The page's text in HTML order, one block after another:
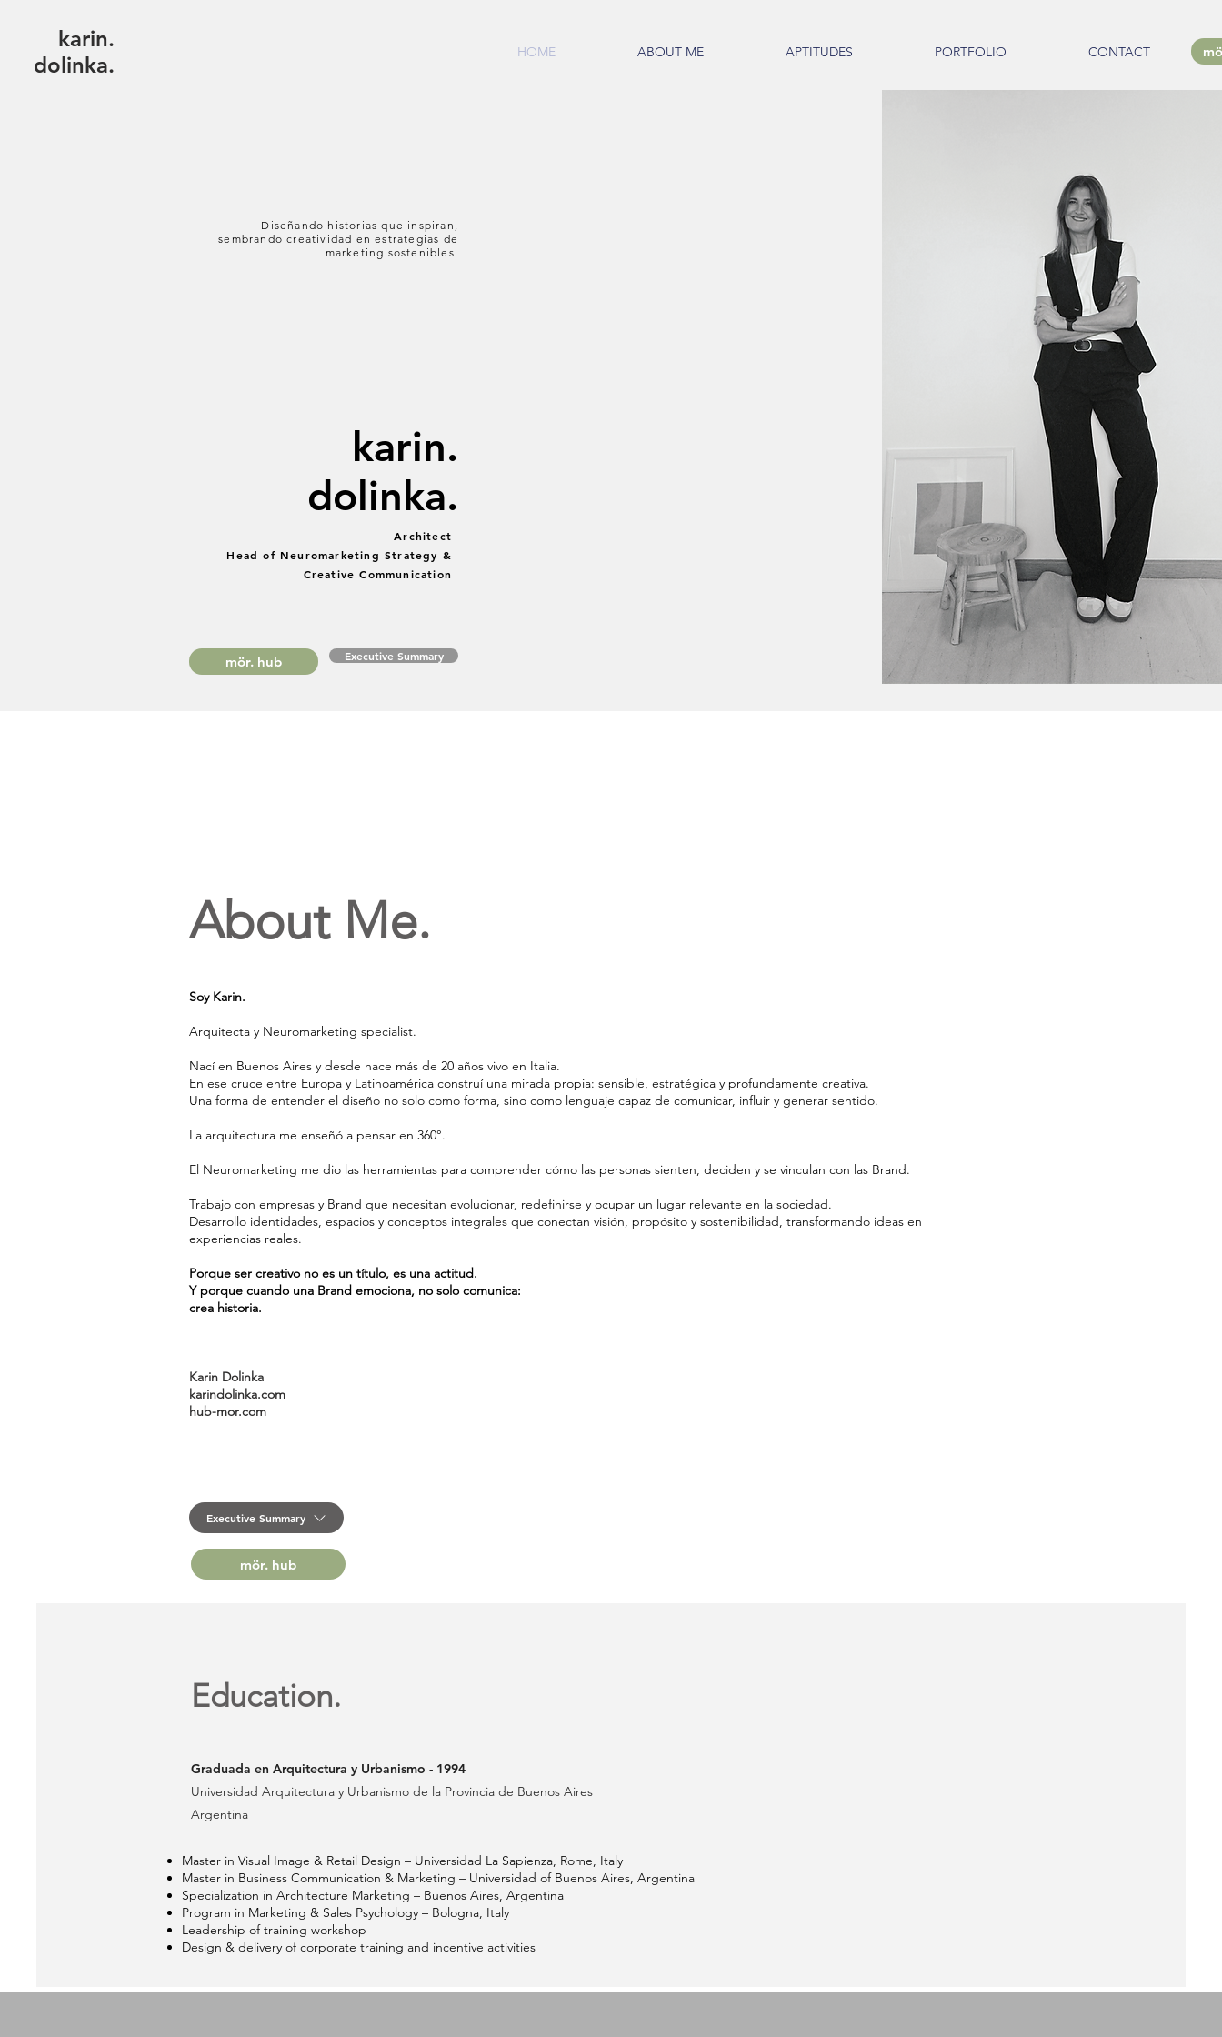
karin.
dolinka.
HOME ABOUT ME APTITUDES PORTFOLIO CONTACT
Diseñando historias que inspiran,
sembrando creatividad en estrategias de
marketing sostenibles.
karin.
dolinka.
Architect
Head of Neuromarketing Strategy &
Creative Communication
mör. hub Executive Summary
About Me.
Soy Karin.
Arquitecta y Neuromarketing specialist.
Nací en Buenos Aires y desde hace más de 20 años vivo en Italia.
En ese cruce entre Europa y Latinoamérica construí una mirada propia: sensible, estratégica y profundamente creativa.
Una forma de entender el diseño no solo como forma, sino como lenguaje capaz de comunicar, influir y generar sentido.
La arquitectura me enseñó a pensar en 360°.
El Neuromarketing me dio las herramientas para comprender cómo las personas sienten, deciden y se vinculan con las Brand.
Trabajo con empresas y Brand que necesitan evolucionar, redefinirse y ocupar un lugar relevante en la sociedad.
Desarrollo identidades, espacios y conceptos integrales que conectan visión, propósito y sostenibilidad, transformando ideas en
experiencias reales.
Porque ser creativo no es un título, es una actitud.
Y porque cuando una Brand emociona, no solo comunica:
crea historia.
Karin Dolinka
karindolinka.com
hub-mor.com
Executive Summary
mör. hub
Education.
Graduada en Arquitectura y Urbanismo - 1994
Universidad Arquitectura y Urbanismo de la Provincia de Buenos Aires
Argentina
Master in Visual Image & Retail Design – Universidad La Sapienza, Rome, Italy
Master in Business Communication & Marketing – Universidad of Buenos Aires, Argentina
Specialization in Architecture Marketing – Buenos Aires, Argentina
Program in Marketing & Sales Psychology – Bologna, Italy
Leadership of training workshop
Design & delivery of corporate training and incentive activities